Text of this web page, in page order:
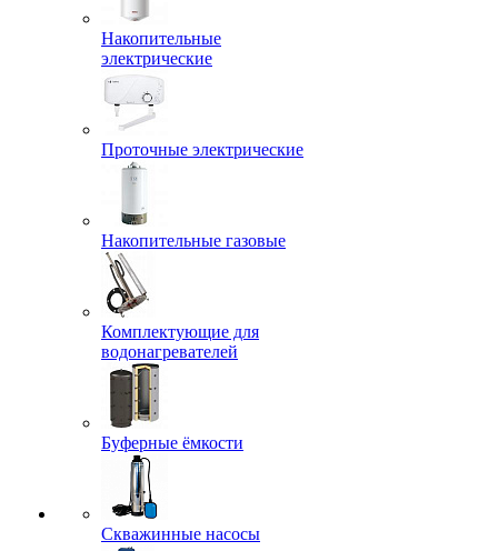
Накопительные
электрические
Проточные электрические
Накопительные газовые
Комплектующие для
водонагревателей
Буферные ёмкости
Скважинные насосы